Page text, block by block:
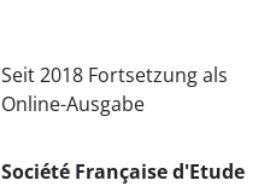
Seit 2018 Fortsetzung als
Online-Ausgabe
Société Française d'Etude